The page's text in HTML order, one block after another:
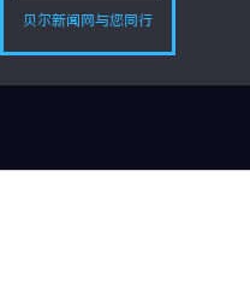
贝尔新闻网与您同行